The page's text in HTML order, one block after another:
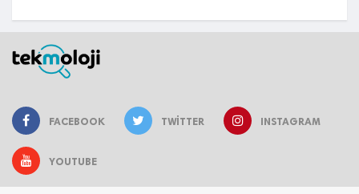
FACEBOOK TWITTER INSTAGRAM
YOUTUBE